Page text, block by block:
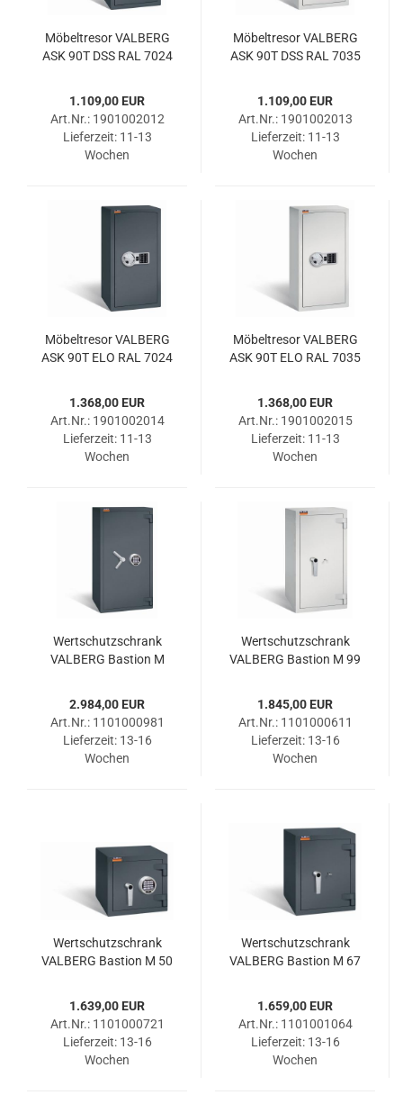
Mö­bel­tre­sor VAL­BERG
ASK 90T DSS RAL 7024
1.109,00 EUR
Art.Nr.: 1901002012
Lieferzeit: 11-13
Wochen
Mö­bel­tre­sor VAL­BERG
ASK 90T DSS RAL 7035
1.109,00 EUR
Art.Nr.: 1901002013
Lieferzeit: 11-13
Wochen
Mö­bel­tre­sor VAL­BERG
ASK 90T ELO RAL 7024
1.368,00 EUR
Art.Nr.: 1901002014
Lieferzeit: 11-13
Wochen
Mö­bel­tre­sor VAL­BERG
ASK 90T ELO RAL 7035
1.368,00 EUR
Art.Nr.: 1901002015
Lieferzeit: 11-13
Wochen
Wert­schutz­schrank
VAL­BERG Bas­ti­on M
2.984,00 EUR
Art.Nr.: 1101000981
Lieferzeit: 13-16
Wochen
Wert­schutz­schrank
VAL­BERG Bas­ti­on M 99
1.845,00 EUR
Art.Nr.: 1101000611
Lieferzeit: 13-16
Wochen
Wert­schutz­schrank
VAL­BERG Bas­ti­on M 50
1.639,00 EUR
Art.Nr.: 1101000721
Lieferzeit: 13-16
Wochen
Wert­schutz­schrank
VAL­BERG Bas­ti­on M 67
1.659,00 EUR
Art.Nr.: 1101001064
Lieferzeit: 13-16
Wochen